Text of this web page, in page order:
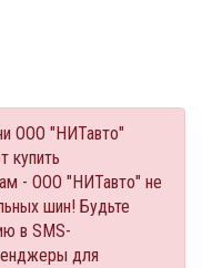
ООО "НИТавто"
купить
- ООО "НИТавто" не
шин! Будьте
в SMS-
для